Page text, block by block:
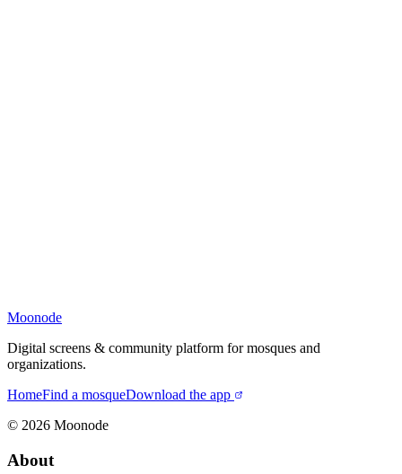
Moonode
Digital screens & community platform for mosques and
organizations.
HomeFind a mosqueDownload the app
© 2026 Moonode
About